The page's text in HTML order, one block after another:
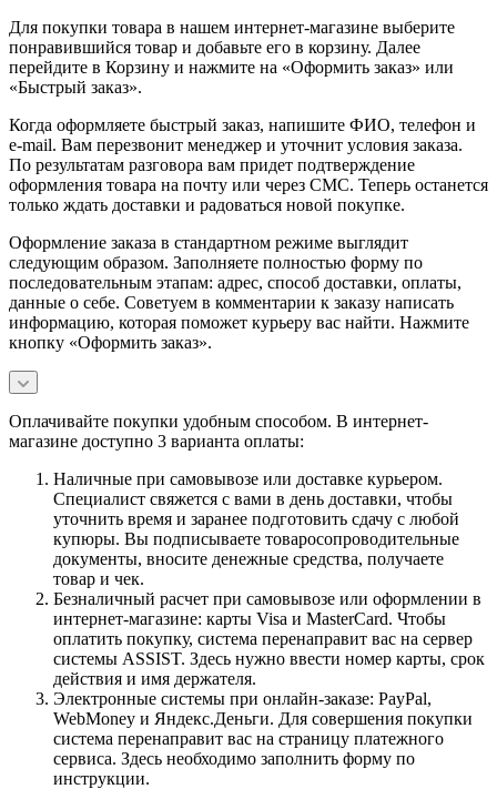
Для покупки товара в нашем интернет-магазине выберите
понравившийся товар и добавьте его в корзину. Далее
перейдите в Корзину и нажмите на «Оформить заказ» или
«Быстрый заказ».
Когда оформляете быстрый заказ, напишите ФИО, телефон и
e-mail. Вам перезвонит менеджер и уточнит условия заказа.
По результатам разговора вам придет подтверждение
оформления товара на почту или через СМС. Теперь останется
только ждать доставки и радоваться новой покупке.
Оформление заказа в стандартном режиме выглядит
следующим образом. Заполняете полностью форму по
последовательным этапам: адрес, способ доставки, оплаты,
данные о себе. Советуем в комментарии к заказу написать
информацию, которая поможет курьеру вас найти. Нажмите
кнопку «Оформить заказ».
Оплачивайте покупки удобным способом. В интернет-
магазине доступно 3 варианта оплаты:
Наличные при самовывозе или доставке курьером.
Специалист свяжется с вами в день доставки, чтобы
уточнить время и заранее подготовить сдачу с любой
купюры. Вы подписываете товаросопроводительные
документы, вносите денежные средства, получаете
товар и чек.
Безналичный расчет при самовывозе или оформлении в
интернет-магазине: карты Visa и MasterCard. Чтобы
оплатить покупку, система перенаправит вас на сервер
системы ASSIST. Здесь нужно ввести номер карты, срок
действия и имя держателя.
Электронные системы при онлайн-заказе: PayPal,
WebMoney и Яндекс.Деньги. Для совершения покупки
система перенаправит вас на страницу платежного
сервиса. Здесь необходимо заполнить форму по
инструкции.